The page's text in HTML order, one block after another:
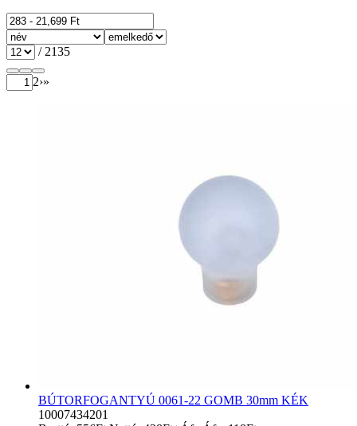
/ 2135
2›»
BÚTORFOGANTYÚ 0061-22 GOMB 30mm KÉK
10007434201